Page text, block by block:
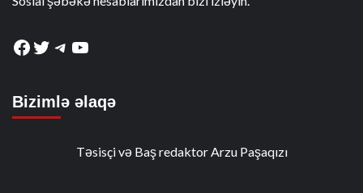
Facebook
Twitter
Telegram
YouTube
Bizimlə əlaqə
Təsisçi və Baş redaktor Arzu Paşaqızı